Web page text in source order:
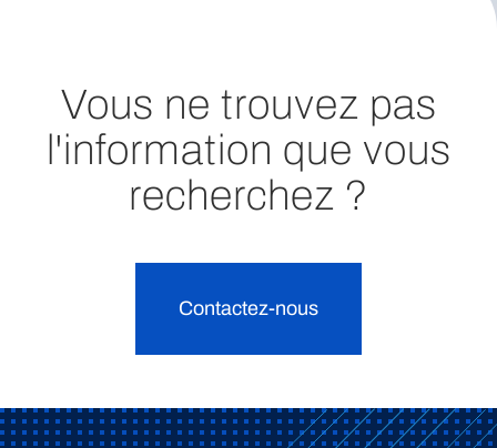
Vous ne trouvez pas
l'information que vous
recherchez ?
Contactez-nous